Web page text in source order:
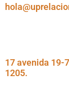
17 avenida 19-
1205.